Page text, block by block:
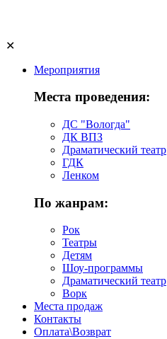
✕
Мероприятия
Места проведения:
ДС "Вологда"
ДК ВПЗ
Драматический театр
ГДК
Ленком
По жанрам:
Рок
Театры
Детям
Шоу-программы
Драматический театр
Ворк
Места продаж
Контакты
Оплата\Возврат